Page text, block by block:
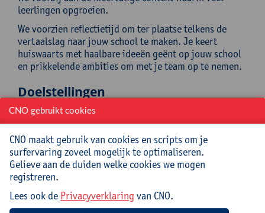
leerlingen opgroeien.
We voorzien reflectietijd om ter plaatse telkens de
vertaalslag naar jouw school te maken. Je keert
huiswaarts met haalbare ideeën geënt op jouw school
en prikkelende ambities om met je team op te nemen.
Doelstellingen
Na het volgen van de nascholing:
heb je meer inzicht in de rol van ouders bij
leesbevordering thuis;
weet je welke verwachtingen t.a.v. ouders
realistisch en effectief zijn;
beleidsvoering en visieontwikkeling rond dit
thema;
CNO gebruikt cookies
CNO maakt gebruik van cookies en scripts om je
surfervaring zoveel mogelijk te optimaliseren.
Gelieve aan de duiden welke cookies we mogen
registreren.
Lees ook de Privacyverklaring van CNO.